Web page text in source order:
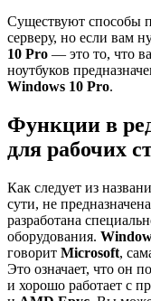
Существуют способы
серверу, но если вам
10 Pro — это то, что
ноутбуков
Windows 10 Pro.
Функции в
для рабочих
Как следует из
сути, не
разработана
оборудования.
говорит Microsoft,
Это означает, что он
и хорошо работает с